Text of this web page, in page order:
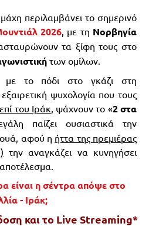
περιλαμβάνει το σημερινό
2026, με τη Νορβηγία
τα ξίφη τους στο
των ομίλων.
με το πόδι στο γκάζι στη
ψυχολογία που τους
του Ιράκ, ψάχνουν το «2 στα
παίζει ουσιαστικά την
αφού η ήττα της πρεμιέρας
την αναγκάζει να κυνηγήσει
είναι η σέντρα απόψε στο
- Ιράκ;
και το Live Streaming*